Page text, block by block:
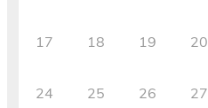
17 18 19 20
24 25 26 27